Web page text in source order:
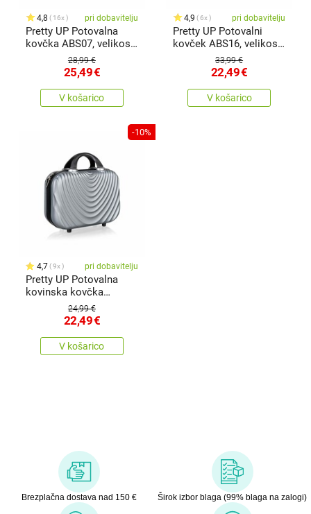
4,8 16x pri dobavitelju
Pretty UP Potovalna
kovčka ABS07, velikost
28,99 €
25,49€
V košarico
4,9 6x pri dobavitelju
Pretty UP Potovalni
kovček ABS16, velikost
33,99 €
22,49€
V košarico
-10%
4,7 9x pri dobavitelju
Pretty UP Potovalna
kovinska kovčka
ABS07,velikost 15, siva
24,99 €
22,49€
V košarico
Brezplačna dostava nad 150 € Širok izbor blaga (99% blaga na zalogi)